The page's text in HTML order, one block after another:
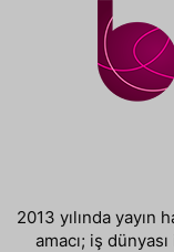
2013 yılında yayın
amacı; iş